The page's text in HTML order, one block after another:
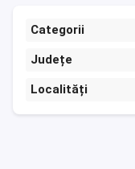
Categorii
Județe
Localități